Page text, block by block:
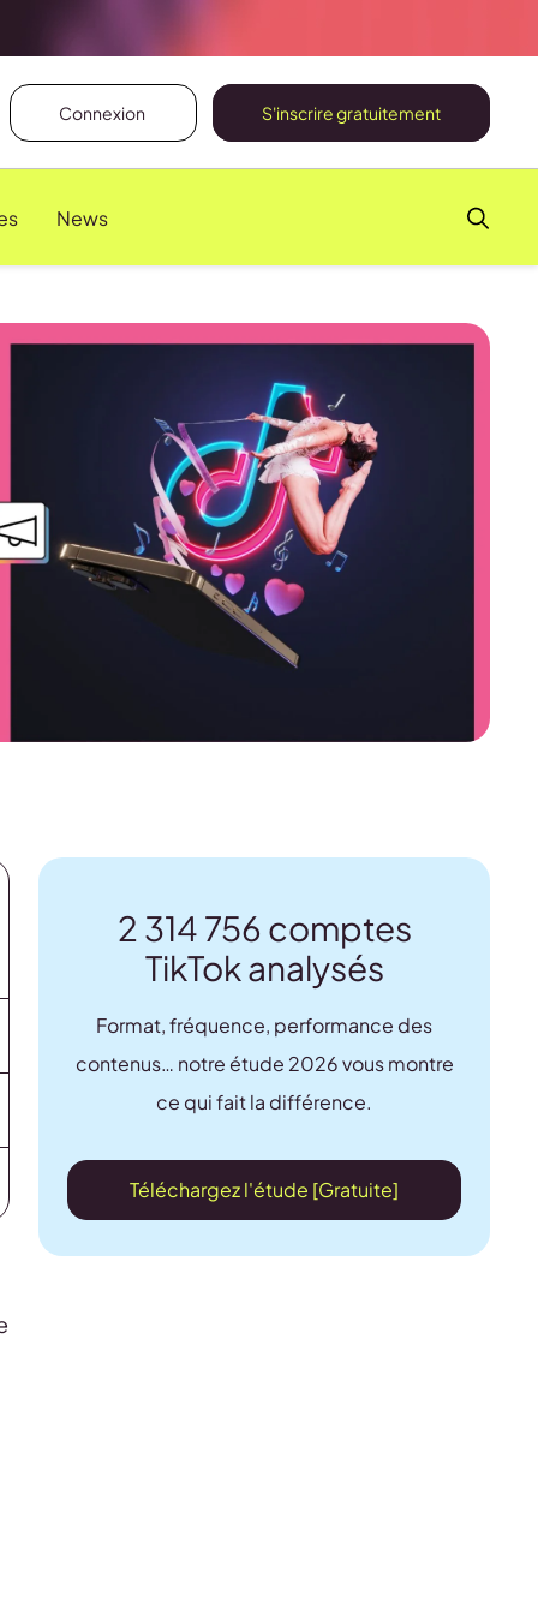
Connexion S'inscrire gratuitement
News
2 314 756 comptes
TikTok analysés
Format, fréquence, performance des
contenus… notre étude 2026 vous montre
ce qui fait la différence.
Téléchargez l'étude [Gratuite]